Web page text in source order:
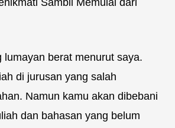
Sambil Memulai dari
lumayan berat menurut saya.
di jurusan yang salah
Namun kamu akan dibebani
dan bahasan yang belum